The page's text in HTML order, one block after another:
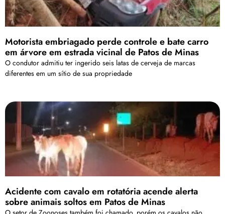
Motorista embriagado perde controle e bate carro
em árvore em estrada vicinal de Patos de Minas
O condutor admitiu ter ingerido seis latas de cerveja de marcas
diferentes em um sítio de sua propriedade
Acidente com cavalo em rotatória acende alerta
sobre animais soltos em Patos de Minas